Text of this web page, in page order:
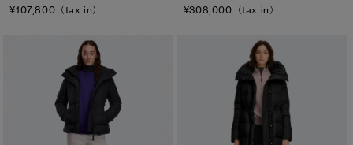
¥107,800（tax in）
¥308,000（tax in）